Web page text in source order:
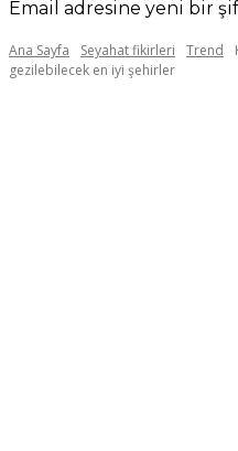
Email adresine yeni bir
Ana Sayfa Seyahat fikirleri Trend
gezilebilecek en iyi şehirler